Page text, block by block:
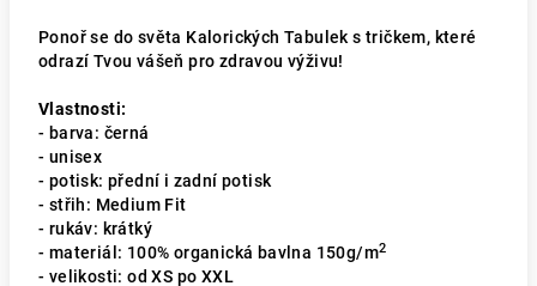
Ponoř se do světa Kalorických Tabulek s tričkem, které
odrazí Tvou vášeň pro zdravou výživu!
Vlastnosti:
- barva: černá
- unisex
- potisk: přední i zadní potisk
- střih: Medium Fit
- rukáv: krátký
- materiál: 100% organická bavlna 150g/m2
- velikosti: od XS po XXL